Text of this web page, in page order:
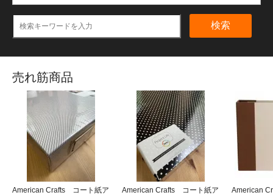
検索
売れ筋商品
American Crafts コート紙ア
American Crafts コート紙ア
American